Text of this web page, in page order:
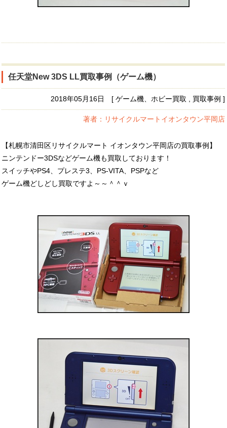
任天堂New 3DS LL買取事例（ゲーム機）
2018年05月16日 [ ゲーム機、ホビー買取 , 買取事例 ]
著者：リサイクルマートイオンタウン平岡店
【札幌市清田区リサイクルマート イオンタウン平岡店の買取事例】
ニンテンドー3DSなどゲーム機も買取しております！
スイッチやPS4、プレステ3、PS-VITA、PSPなど
ゲーム機どしどし買取ですよ～～＾＾ｖ